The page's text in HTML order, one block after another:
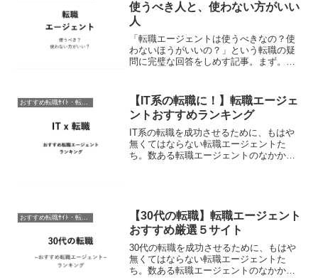
使うべき人と、使わない方がいい
人
「転職エージェントは使うべきなの？使
わないほうがいいの？」という転職の疑
問に完璧な回答をしめす記事。まず。わ
す。ただし。転職エージェントを使わな
いほうがむしろ、よい結果を生...
おすすめ転職ｻｲﾄ・転職ｴｰｼﾞｪﾝﾄ
【IT系の転職に！】転職エージェ
ントおすすめランキング
IT系の転職を成功させるために、もはや
無くてはならない転職エージェントた
ち。数ある転職エージェントのなかから
おすすめ転職ｻｲﾄ・転職ｴｰｼﾞｪﾝﾄ
【30代の転職】転職エージェント
おすすめ厳選５サイト
30代の転職を成功させるために、もはや
無くてはならない転職エージェントた
ち。数ある転職エージェントのなかか